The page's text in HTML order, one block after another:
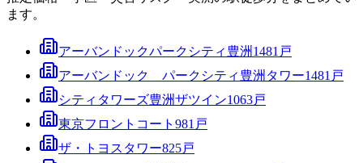
ます。
アーバンドックパークシティ豊洲 1481 戸
アーバンドック パークシティ豊洲タワー1481 戸
シティタワーズ豊洲ザツイン1063戸
東京フロントコート 981 戸
ザ・トヨスタワー825戸